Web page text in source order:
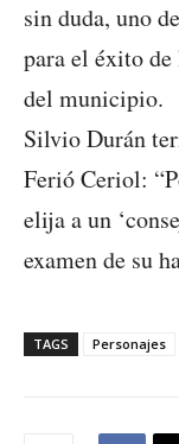
sin duda, uno
para el éxito
del municipio.
Silvio Durán
Ferió Ceriol:
elija a un
examen de su
TAGS Personajes